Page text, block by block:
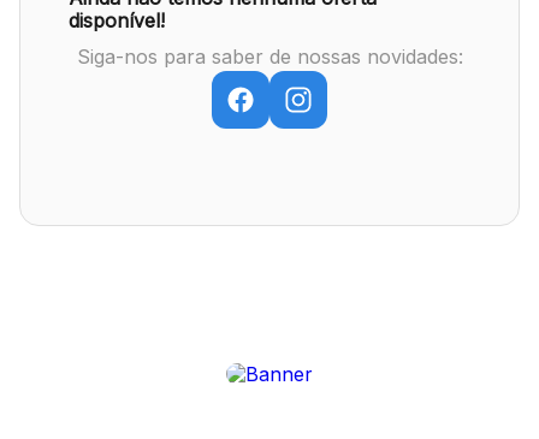
disponível!
Siga-nos para saber de nossas novidades: